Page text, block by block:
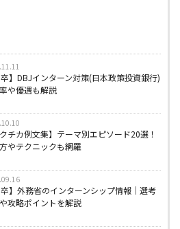
卒】DBJインターン対策(日本政策投資銀行)
率や優遇も解説
クチカ例文集】テーマ別エピソード20選！
やテクニックも網羅
卒】外務省のインターンシップ情報｜選考
攻略ポイントを解説